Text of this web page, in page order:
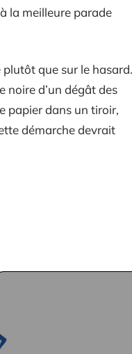
la meilleure parade
plutôt que sur le hasard.
noire d’un dégât des
papier dans un tiroir,
démarche devrait